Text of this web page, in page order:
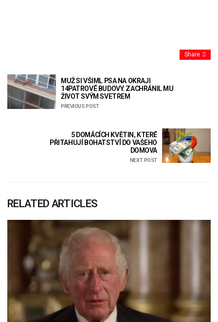
Share
MUŽ SI VŠIML PSA NA OKRAJI
14PATROVÉ BUDOVY. ZACHRÁNIL MU
ŽIVOT SVÝM SVETREM
PREVIOUS POST
5 DOMÁCÍCH KVĚTIN, KTERÉ
PŘITAHUJÍ BOHATSTVÍ DO VAŠEHO
DOMOVA
NEXT POST
RELATED ARTICLES